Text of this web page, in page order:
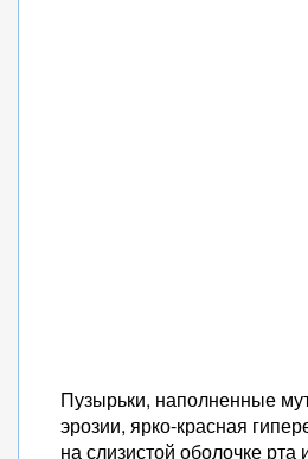
Пузырьки, наполненные
эрозии, ярко-красная
на слизистой оболочке